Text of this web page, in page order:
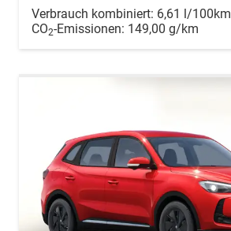
Verbrauch kombiniert: 6,61 l/100km
CO2-Emissionen: 149,00 g/km